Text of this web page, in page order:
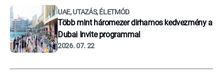
UAE, UTAZÁS, ÉLETMÓD
Több mint háromezer dirhamos kedvezmény a
Dubai Invite programmal
2026. 07. 22